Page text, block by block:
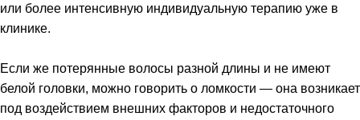
или более интенсивную индивидуальную терапию уже в
клинике.
Если же потерянные волосы разной длины и не имеют
белой головки, можно говорить о ломкости — она возникает
под воздействием внешних факторов и недостаточного